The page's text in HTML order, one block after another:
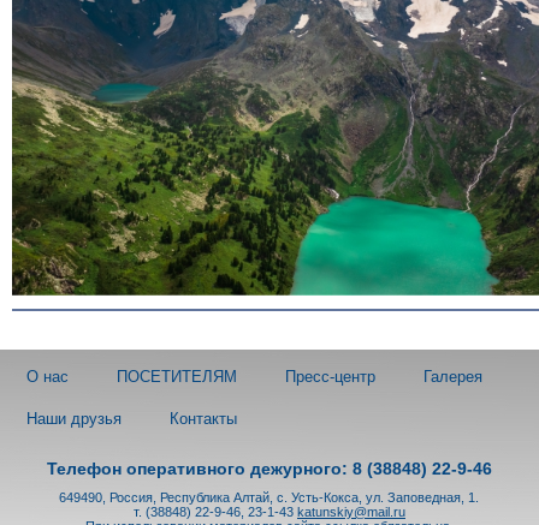
О нас ПОСЕТИТЕЛЯМ Пресс-центр Галерея
Наши друзья Контакты
Телефон оперативного дежурного: 8 (38848) 22-9-46
649490, Россия, Республика Алтай, с. Усть-Кокса, ул. Заповедная, 1.
т. (38848) 22-9-46, 23-1-43 katunskiy@mail.ru